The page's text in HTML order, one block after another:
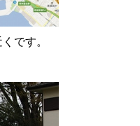
です。